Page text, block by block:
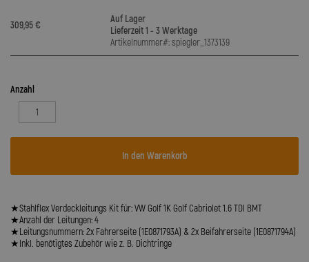
309,95 €
Auf Lager
Lieferzeit 1 - 3 Werktage
Artikelnummer#: spiegler_1373139
Anzahl
In den Warenkorb
★Stahlflex Verdeckleitungs Kit für: VW Golf 1K Golf Cabriolet 1.6 TDI BMT
★Anzahl der Leitungen: 4
★Leitungsnummern: 2x Fahrerseite (1E0871793A) & 2x Beifahrerseite (1E0871794A)
★Inkl. benötigtes Zubehör wie z. B. Dichtringe